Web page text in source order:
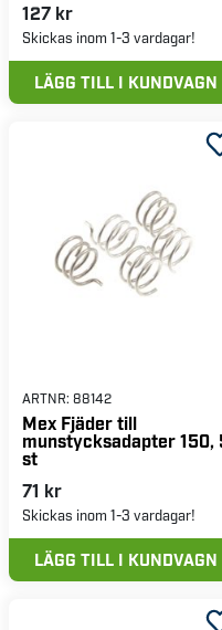
127 kr
Skickas inom 1-3 vardagar!
LÄGG TILL I KUNDVAGN
ARTNR: 88142
Mex Fjäder till
munstycksadapter 150,
st
71 kr
Skickas inom 1-3 vardagar!
LÄGG TILL I KUNDVAGN